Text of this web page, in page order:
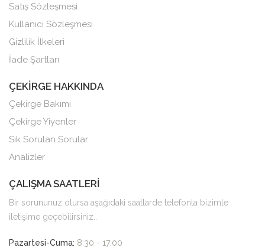
Satış Sözleşmesi
Kullanıcı Sözleşmesi
Gizlilik İlkeleri
İade Şartları
ÇEKİRGE HAKKINDA
Çekirge Bakımı
Çekirge Yiyenler
Sık Sorulan Sorular
Analizler
ÇALIŞMA SAATLERİ
Bir sorununuz olursa aşağıdaki saatlarde telefonla bizimle
iletişime geçebilirsiniz..
Pazartesi-Cuma: 8:30 - 17:00